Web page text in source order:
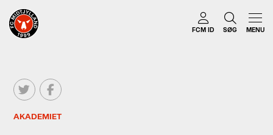
FCM ID SØG MENU
AKADEMIET